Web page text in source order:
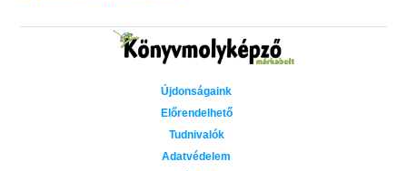
Újdonságaink
Előrendelhető
Tudnivalók
Adatvédelem